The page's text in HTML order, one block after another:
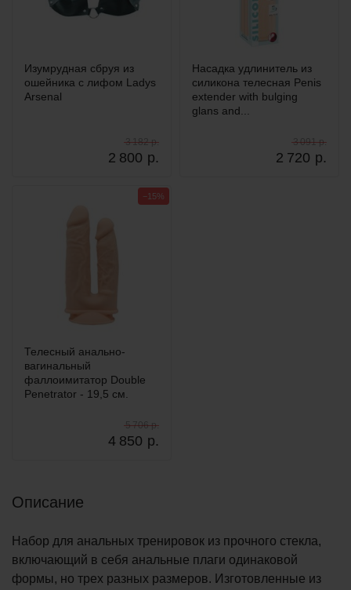
Изумрудная сбруя из
ошейника с лифом Ladys
Arsenal
2 800 р.
3 182 р.
Насадка удлинитель из
силикона телесная Penis
extender with bulging
glans and...
2 720 р.
3 091 р.
Телесный анально-
вагинальный
фаллоимитатор Double
Penetrator - 19,5 см.
4 850 р.
5 706 р.
−15%
Описание
Набор для анальных тренировок из прочного стекла,
включающий в себя анальные плаги одинаковой
формы, но трех разных размеров. Изготовленные из